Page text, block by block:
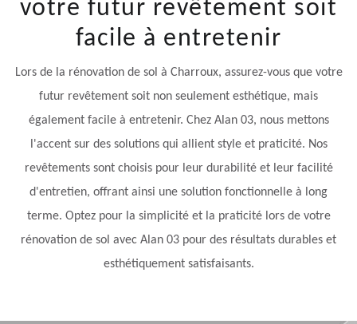
votre futur revêtement soit
facile à entretenir
Lors de la rénovation de sol à Charroux, assurez-vous que votre
futur revêtement soit non seulement esthétique, mais
également facile à entretenir. Chez Alan 03, nous mettons
l'accent sur des solutions qui allient style et praticité. Nos
revêtements sont choisis pour leur durabilité et leur facilité
d'entretien, offrant ainsi une solution fonctionnelle à long
terme. Optez pour la simplicité et la praticité lors de votre
rénovation de sol avec Alan 03 pour des résultats durables et
esthétiquement satisfaisants.